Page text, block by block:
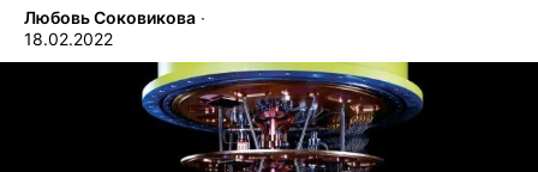
Любовь Соковикова ∙
18.02.2022